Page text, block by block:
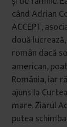
când Adrian
ACCEPT,
două
român dacă
american,
România, iar
ajuns la
mare. Ziarul
putea